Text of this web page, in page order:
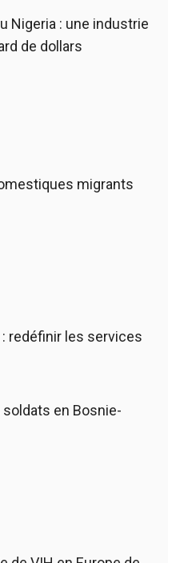
Nigeria : une industrie
de dollars
migrants
redéfinir les services
en Bosnie-